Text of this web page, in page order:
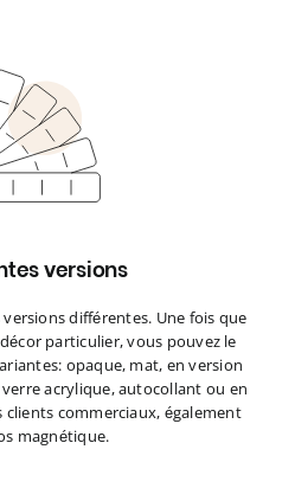
versions
différentes. Une fois que
particulier, vous pouvez le
opaque, mat, en version
acrylique, autocollant ou en
commerciaux, également
magnétique.